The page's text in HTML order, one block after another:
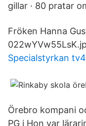
gillar · 80 pratar
Fröken Hanna
Specialstyrkan tv4
Örebro kompani
PG i Hon var